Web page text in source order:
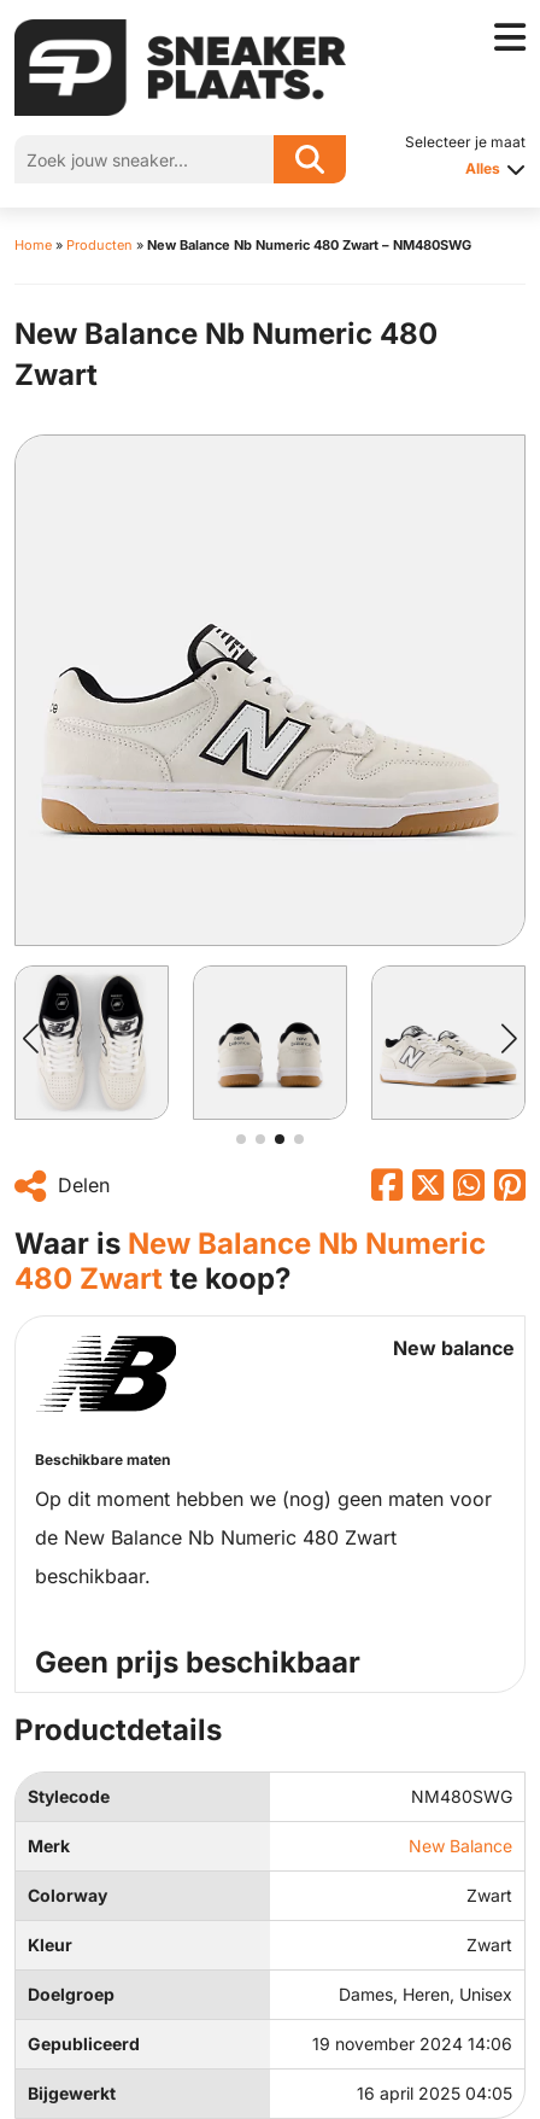
Selecteer je maat
Alles
Home » Producten » New Balance Nb Numeric 480 Zwart – NM480SWG
New Balance Nb Numeric 480
Zwart
Delen
Waar is New Balance Nb Numeric
480 Zwart te koop?
New balance
Beschikbare maten
Op dit moment hebben we (nog) geen maten voor
de New Balance Nb Numeric 480 Zwart
beschikbaar.
Geen prijs beschikbaar
Productdetails
Stylecode NM480SWG
Merk New Balance
Colorway Zwart
Kleur Zwart
Doelgroep Dames, Heren, Unisex
Gepubliceerd 19 november 2024 14:06
Bijgewerkt 16 april 2025 04:05